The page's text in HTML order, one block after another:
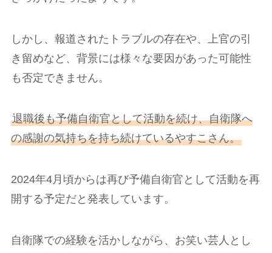
しかし、報道されたトラブルの存在や、上官の引
き留めなど、背景には様々な要因があった可能性
も否定できません。
退職後も予備自衛官として活動を続け、自衛隊へ
の感謝の気持ちを持ち続けているやすこさん。
2024年4月頃からは再び予備自衛官として活動を再
開する予定だと発表しています。
自衛隊での経験を活かしながら、お笑い芸人とし